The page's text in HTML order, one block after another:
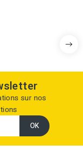
sur nos